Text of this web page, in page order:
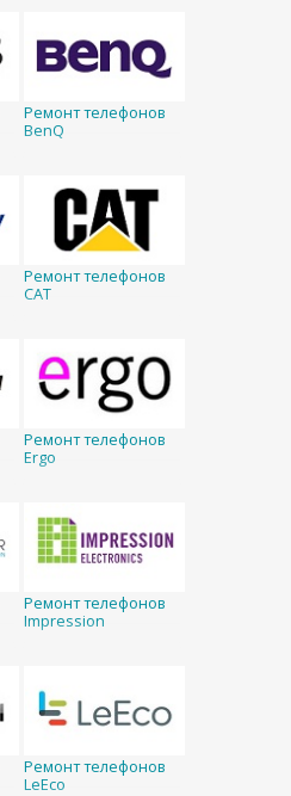
Ремонт телефонов
BenQ
Ремонт телефонов
CAT
Ремонт телефонов
Ergo
Ремонт телефонов
Impression
Ремонт телефонов
LeEco